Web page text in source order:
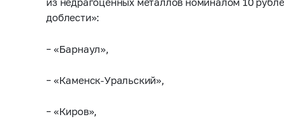
из недрагоценных металлов номиналом 10
доблести»:
– «Барнаул»,
– «Каменск-Уральский»,
– «Киров»,